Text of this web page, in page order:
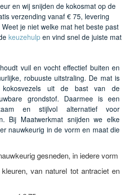
en wij snijden de kokosmat op de
verzending vanaf € 75, levering
je niet welke mat het beste past
keuzehulp en vind snel de juiste mat
vuil en vocht effectief buiten en
robuuste uitstraling. De mat is
kokosvezels uit de bast van de
grondstof. Daarmee is een
en stijlvol alternatief voor
Bij Maatwerkmat snijden we elke
nauwkeurig in de vorm en maat die
gesneden, in iedere vorm
van naturel tot antraciet en